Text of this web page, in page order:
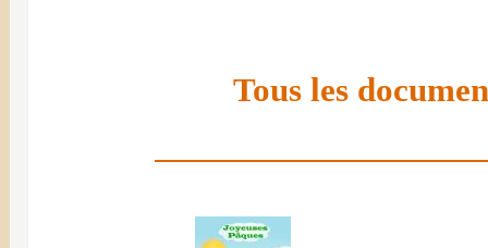
Tous les